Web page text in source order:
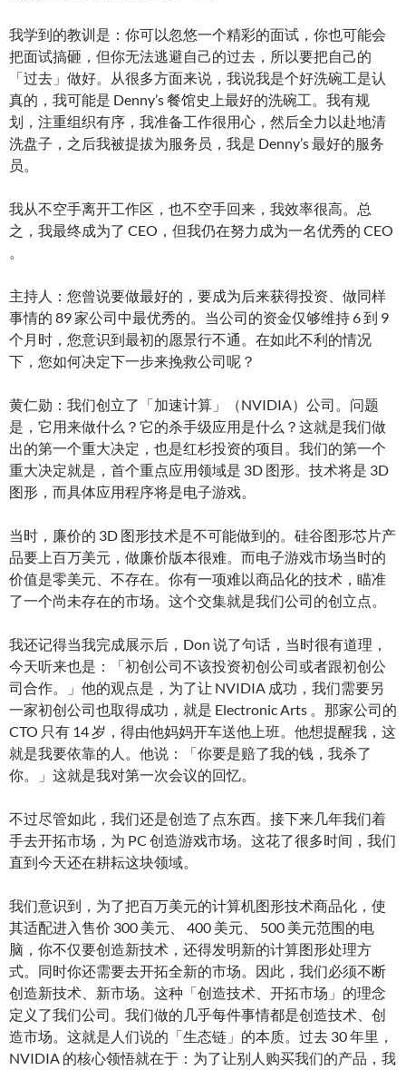
我学到的教训是：你可以忽悠一个精彩的面试，你也可能会
把面试搞砸，但你无法逃避自己的过去，所以要把自己的
「过去」做好。从很多方面来说，我说我是个好洗碗工是认
真的，我可能是 Denny’s 餐馆史上最好的洗碗工。我有规
划，注重组织有序，我准备工作很用心，然后全力以赴地清
洗盘子，之后我被提拔为服务员，我是 Denny’s 最好的服务
员。
我从不空手离开工作区，也不空手回来，我效率很高。总
之，我最终成为了 CEO，但我仍在努力成为一名优秀的 CEO
主持人：您曾说要做最好的，要成为后来获得投资、做同样
事情的 89 家公司中最优秀的。当公司的资金仅够维持 6 到 9
个月时，您意识到最初的愿景行不通。在如此不利的情况
下，您如何决定下一步来挽救公司呢？
黄仁勋：我们创立了「加速计算」（NVIDIA）公司。问题
是，它用来做什么？它的杀手级应用是什么？这就是我们做
出的第一个重大决定，也是红杉投资的项目。我们的第一个
重大决定就是，首个重点应用领域是 3D 图形。技术将是 3D
图形，而具体应用程序将是电子游戏。
当时，廉价的 3D 图形技术是不可能做到的。硅谷图形芯片产
品要上百万美元，做廉价版本很难。而电子游戏市场当时的
价值是零美元、不存在。你有一项难以商品化的技术，瞄准
了一个尚未存在的市场。这个交集就是我们公司的创立点。
我还记得当我完成展示后，Don 说了句话，当时很有道理，
今天听来也是：「初创公司不该投资初创公司或者跟初创公
司合作。」他的观点是，为了让 NVIDIA 成功，我们需要另
一家初创公司也取得成功，就是 Electronic Arts 。那家公司的
CTO 只有 14 岁，得由他妈妈开车送他上班。他想提醒我，这
就是我要依靠的人。他说：「你要是赔了我的钱，我杀了
你。」这就是我对第一次会议的回忆。
不过尽管如此，我们还是创造了点东西。接下来几年我们着
手去开拓市场，为 PC 创造游戏市场。这花了很多时间，我们
直到今天还在耕耘这块领域。
我们意识到，为了把百万美元的计算机图形技术商品化，使
其适配进入售价 300 美元、 400 美元、 500 美元范围的电
脑，你不仅要创造新技术，还得发明新的计算图形处理方
式。同时你还需要去开拓全新的市场。因此，我们必须不断
创造新技术、新市场。这种「创造技术、开拓市场」的理念
定义了我们公司。我们做的几乎每件事情都是创造技术、创
造市场。这就是人们说的「生态链」的本质。过去 30 年里，
NVIDIA 的核心领悟就在于：为了让别人购买我们的产品，我